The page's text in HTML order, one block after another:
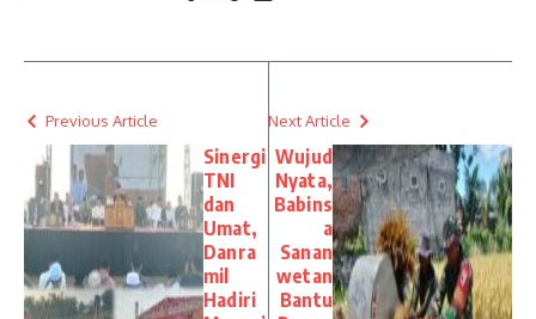
Previous Article
Sinergi
TNI
dan
Umat,
Danra
mil
Hadiri
Next Article
Wujud
Nyata,
Babins
a
Sanan
wetan
Bantu